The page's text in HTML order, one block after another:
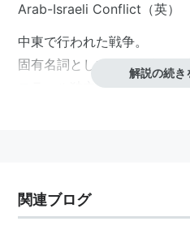
Arab-Israeli Conflict（英）
中東で行われた戦争。
固有名詞として使う場合は
スラエル独立戦争）から第
ある。
解説の続き
関連ブログ